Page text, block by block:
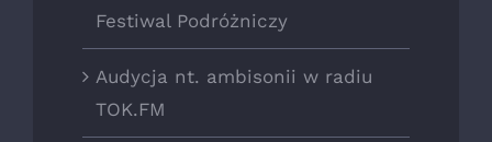
Festiwal Podróżniczy
Audycja nt. ambisonii w radiu
TOK.FM